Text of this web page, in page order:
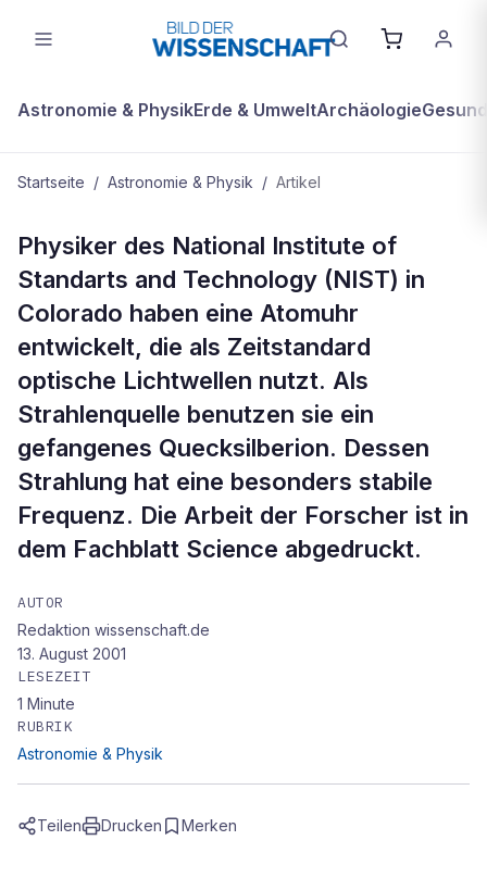
Astronomie & PhysikErde & UmweltArchäologie
Startseite / Astronomie & Physik / Artikel
Amerikanische Physiker bauen erste
optische Atomuhr
Physiker des National Institute of
Standarts and Technology (NIST) in
Colorado haben eine Atomuhr
entwickelt, die als Zeitstandard
optische Lichtwellen nutzt. Als
Strahlenquelle benutzen sie ein
gefangenes Quecksilberion. Dessen
Strahlung hat eine besonders stabile
Frequenz. Die Arbeit der Forscher ist in
dem Fachblatt Science abgedruckt.
AUTOR
Redaktion wissenschaft.de
13. August 2001
LESEZEIT
1 Minute
RUBRIK
Astronomie & Physik
Teilen Drucken Merken